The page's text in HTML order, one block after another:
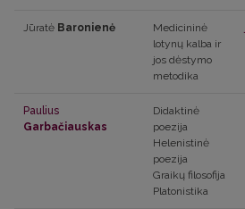
Jūratė Baronienė
Medicininė
lotynų kalba ir
jos dėstymo
metodika
Paulius
Garbačiauskas
Didaktinė
poezija
Helenistinė
poezija
Graikų filosofija
Platonistika